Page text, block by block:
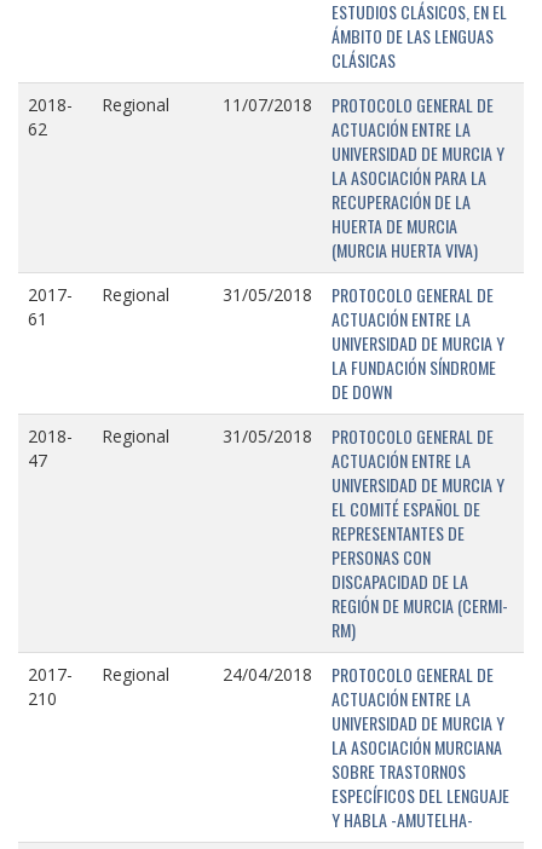
ESTUDIOS CLÁSICOS, EN EL
ÁMBITO DE LAS LENGUAS
CLÁSICAS
2018-
62
Regional 11/07/2018
PROTOCOLO GENERAL DE
ACTUACIÓN ENTRE LA
UNIVERSIDAD DE MURCIA Y
LA ASOCIACIÓN PARA LA
RECUPERACIÓN DE LA
HUERTA DE MURCIA
(MURCIA HUERTA VIVA)
2017-
61
Regional 31/05/2018
PROTOCOLO GENERAL DE
ACTUACIÓN ENTRE LA
UNIVERSIDAD DE MURCIA Y
LA FUNDACIÓN SÍNDROME
DE DOWN
2018-
47
Regional 31/05/2018
PROTOCOLO GENERAL DE
ACTUACIÓN ENTRE LA
UNIVERSIDAD DE MURCIA Y
EL COMITÉ ESPAÑOL DE
REPRESENTANTES DE
PERSONAS CON
DISCAPACIDAD DE LA
REGIÓN DE MURCIA (CERMI-
RM)
2017-
210
Regional 24/04/2018
PROTOCOLO GENERAL DE
ACTUACIÓN ENTRE LA
UNIVERSIDAD DE MURCIA Y
LA ASOCIACIÓN MURCIANA
SOBRE TRASTORNOS
ESPECÍFICOS DEL LENGUAJE
Y HABLA -AMUTELHA-